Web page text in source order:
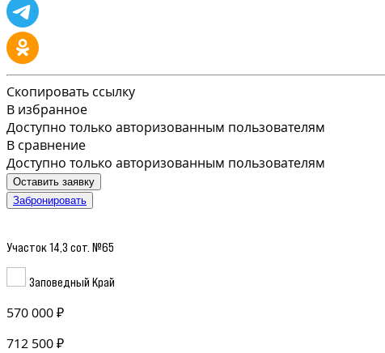
Скопировать ссылку
В избранное
Доступно только авторизованным пользователям
В сравнение
Доступно только авторизованным пользователям
Оставить заявку
Забронировать
Участок 14,3 сот. №65
Заповедный Край
570 000 ₽
712 500 ₽